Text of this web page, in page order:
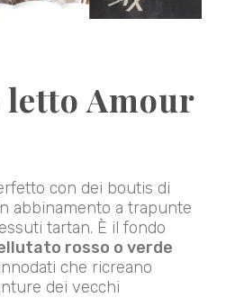
letto Amour
con dei boutis di
abbinamento a trapunte
tartan. È il fondo
rosso o verde
che ricreano
dei vecchi